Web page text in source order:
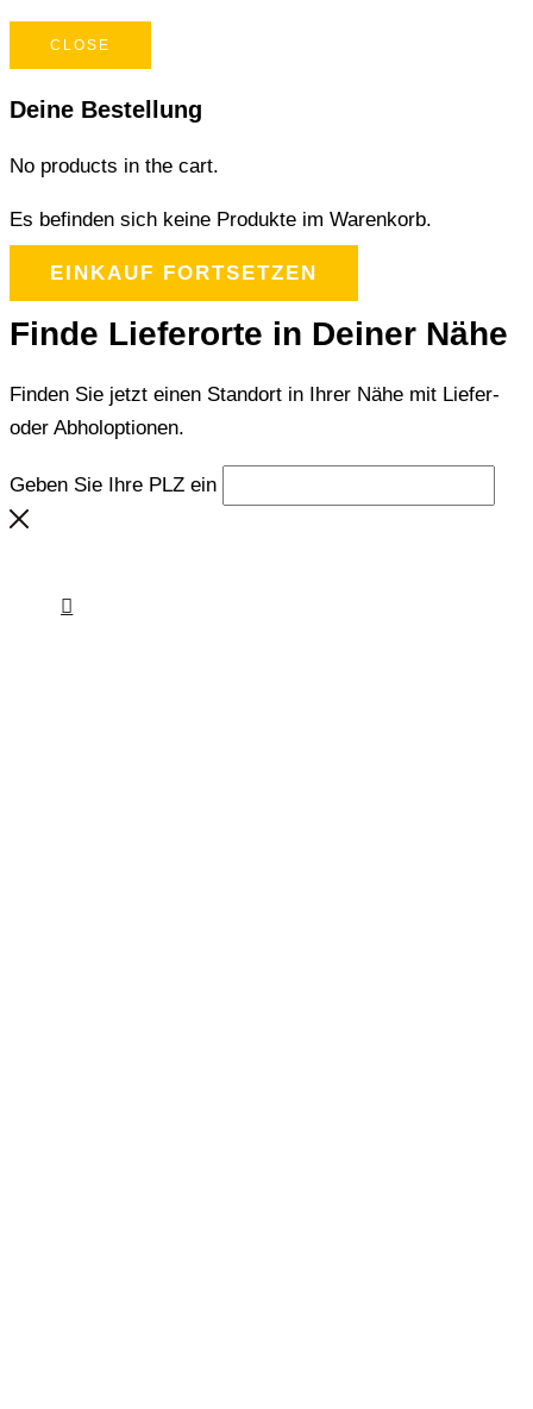
CLOSE
Deine Bestellung
No products in the cart.
Es befinden sich keine Produkte im Warenkorb.
EINKAUF FORTSETZEN
Finde Lieferorte in Deiner Nähe
Finden Sie jetzt einen Standort in Ihrer Nähe mit Liefer-
oder Abholoptionen.
Geben Sie Ihre PLZ ein